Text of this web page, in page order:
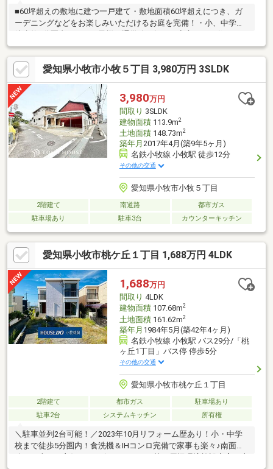
■60坪超えの敷地に建つ一戸建て・敷地面積60坪超えにつき、ガ
ーデニングなどをお楽しみいただけるお庭を完備！・小、中学校
ただけます◎・各居室6帖以上あり、お部屋を広くお使いいただけ
ます♪■周辺環境・米野小学校 徒歩約9分・応時中学校 徒歩約2
分・名鉄小牧線「小牧口」駅 徒歩約9分■中古+リノベーション
ナカジツなら不動産のプロと建築のプロがワンストップで対応す
るので住まいに関することなら全て任せることができます！住宅
ローンのご相談や、ご来店のご予約等いつでも承っております！
お気軽にお問い合わせくださいませ♪
愛知県小牧市小牧５丁目 3,980万円 3SLDK
3,980万円
間取り 3SLDK
建物面積113.9m2
土地面積148.73m2
築年月 2017年4月(築9年5ヶ月)
名鉄小牧線 小牧駅 徒歩12分
その他の交通
愛知県小牧市小牧５丁目
2階建て 南道路
都市ガス
駐車場あり
駐車3台 カウンターキッチン
愛知県小牧市桃ケ丘１丁目 1,688万円 4LDK
1,688万円
間取り 4LDK
建物面積107.68m2
土地面積161.62m2
築年月 1984年5月(築42年4ヶ月)
名鉄小牧線 小牧駅 バス29分/「桃
ヶ丘1丁目」バス停 停歩5分
その他の交通
愛知県小牧市桃ケ丘１丁目
2階建て 都市ガス
駐車場あり
駐車2台
システムキッチン 所有権
＼駐車並列2台可能！／2023年10月リフォーム歴あり！小・中学
校まで徒歩5分圏内！食洗機＆IHコンロ完備で家事も楽々♪南面道